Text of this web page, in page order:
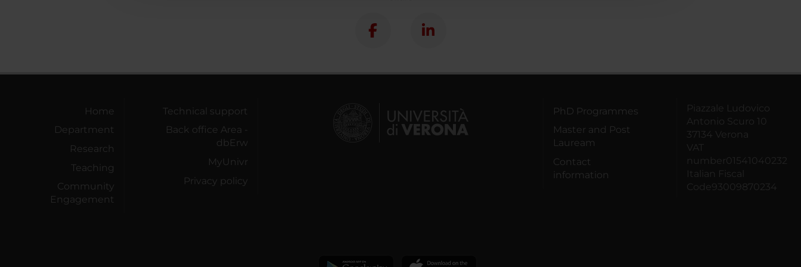
Home
Department
Research
Teaching
Community
Engagement
Technical support
Back office Area -
dbErw
MyUnivr
Privacy policy
PhD Programmes
Master and Post
Lauream
Contact
information
Piazzale Ludovico
Antonio Scuro 10
37134 Verona
VAT
number01541040232
Italian Fiscal
Code93009870234